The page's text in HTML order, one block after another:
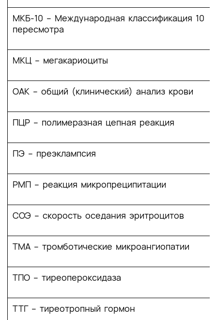
Приложение Г1-ГN. Шкалы оценки, вопросники
пациента, приведенные в клинических
рекомендациях
МКБ-10 – Международная классификация 10
пересмотра
МКЦ – мегакариоциты
ОАК – общий (клинический) анализ крови
ПЦР – полимеразная цепная реакция
ПЭ – преэклампсия
РМП – реакция микропреципитации
СОЭ – скорость оседания эритроцитов
ТМА – тромботические микроангиопатии
ТПО – тиреопероксидаза
ТТГ – тиреотропный гормон